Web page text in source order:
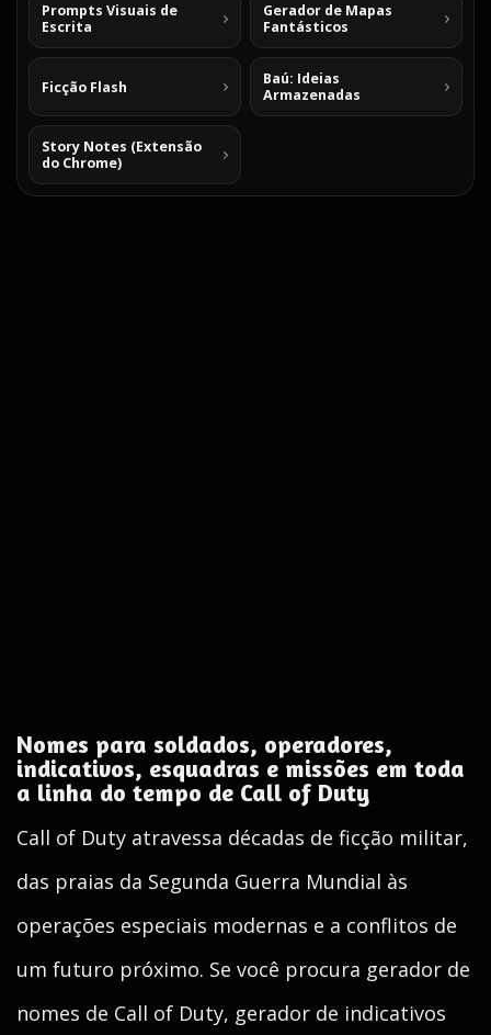
Prompts Visuais de
Escrita
Gerador de Mapas
Fantásticos
Ficção Flash
Baú: Ideias
Armazenadas
Story Notes (Extensão
do Chrome)
Nomes para soldados, operadores,
indicativos, esquadras e missões em toda
a linha do tempo de Call of Duty
Call of Duty atravessa décadas de ficção militar,
das praias da Segunda Guerra Mundial às
operações especiais modernas e a conflitos de
um futuro próximo. Se você procura gerador de
nomes de Call of Duty, gerador de indicativos